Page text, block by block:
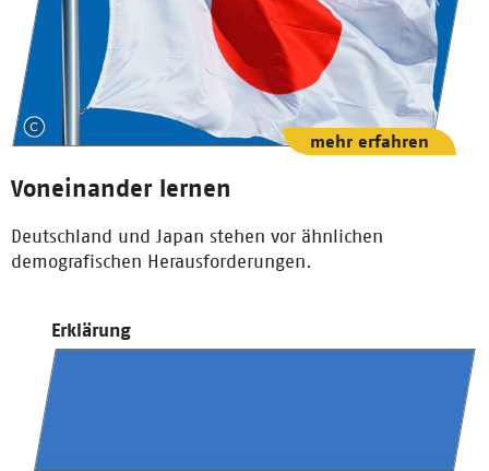
Voneinander lernen
Deutschland und Japan stehen vor ähnlichen
demografischen Herausforderungen.
mehr erfahren
Erklärung